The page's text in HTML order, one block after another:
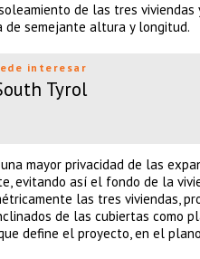
de las tres
de semejante altura y longitud.
interesar
Tyrol
mayor privacidad de las
evitando así el fondo de la
las tres viviendas,
de las cubiertas como
define el proyecto, en el